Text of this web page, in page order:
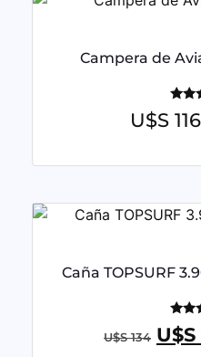
Campera de
U$S 116
Caña TOPSURF
U$S134 U$S